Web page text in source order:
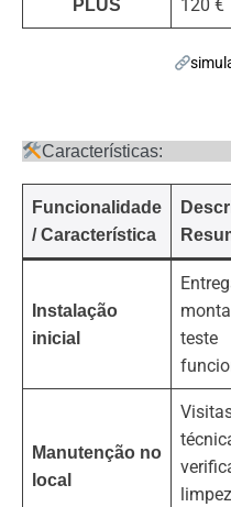
PLUS 120 €
Características:
Funcionalidade
/ Característica
Instalação
inicial
teste
Manutenção no
local